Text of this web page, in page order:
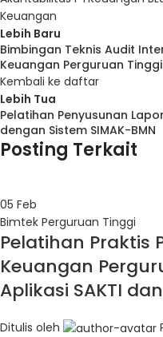
Keuangan
Lebih Baru
Bimbingan Teknis Audit
Keuangan Perguruan
Kembali ke daftar
Lebih Tua
Pelatihan Penyusunan
dengan Sistem SIMAK-BMN
Posting Terkait
05 Feb
Bimtek Perguruan Tinggi
Pelatihan Praktis
Keuangan
Aplikasi SAKTI dan
Ditulis oleh